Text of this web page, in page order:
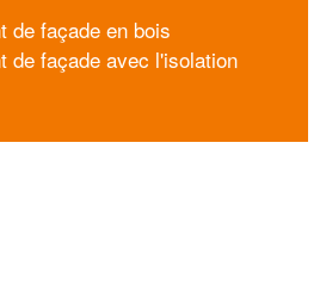
de façade en bois
de façade avec l'isolation